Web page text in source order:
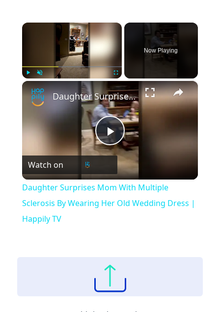
×
Now Playing
×
Play
Video
Daughter Surprises Mom With Multiple Sclerosis By Wearing Her Old Wedding Dress | Happily TV
Watch on
Daughter Surprises Mom With Multiple
Sclerosis By Wearing Her Old Wedding Dress |
Happily TV